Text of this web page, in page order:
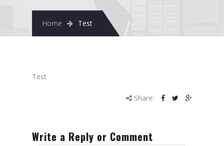
Home Test
Test
Share:
Write a Reply or Comment